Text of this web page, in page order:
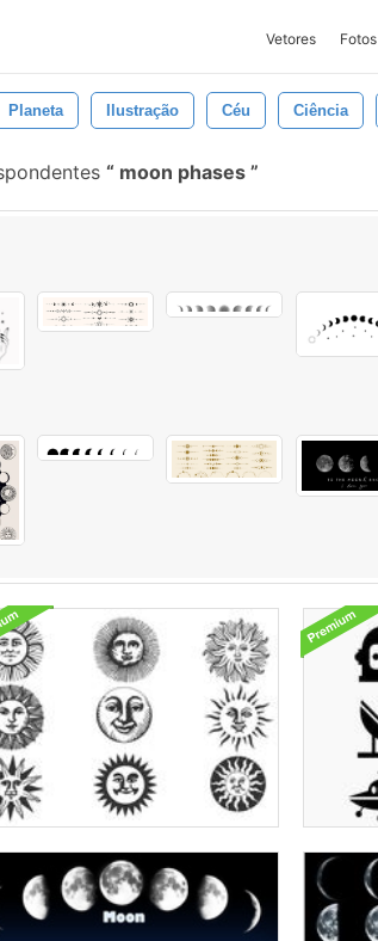
Vetores Fotos
Planeta Ilustração Céu Ciência
moon phases